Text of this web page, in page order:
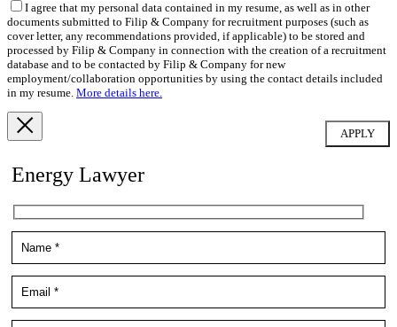
I agree that my personal data contained in my resume, as well as in other
documents submitted to Filip & Company for recruitment purposes (such as
cover letter, any recommendations provided, if applicable) to be stored and
processed by Filip & Company in connection with the creation of a recruitment
database and to be contacted by Filip & Company for new
employment/collaboration opportunities by using the contact details included
in my resume. More details here.
Energy Lawyer